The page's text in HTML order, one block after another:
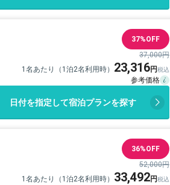
37%OFF
37,000円
1名あたり（1泊2名利用時） 23,316
日付を指定して宿泊プランを探す
36%OFF
52,000円
1名あたり（1泊2名利用時） 33,492